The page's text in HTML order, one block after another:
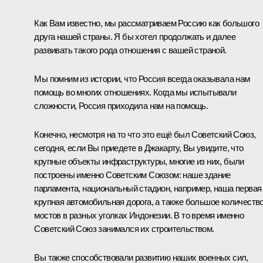
Как Вам известно, мы рассматриваем Россию как большого
друга нашей страны. Я бы хотел продолжать и далее
развивать такого рода отношения с вашей страной.
Мы помним из истории, что Россия всегда оказывала нам
помощь во многих отношениях. Когда мы испытывали
сложности, Россия приходила нам на помощь.
Конечно, несмотря на то что это ещё был Советский Союз,
сегодня, если Вы приедете в Джакарту, Вы увидите, что
крупные объекты инфраструктуры, многие из них, были
построены именно Советским Союзом: наше здание
парламента, национальный стадион, например, наша первая
крупная автомобильная дорога, а также большое
мостов в разных уголках Индонезии. В то время именно
Советский Союз занимался их строительством.
Вы также способствовали развитию наших военных сил,